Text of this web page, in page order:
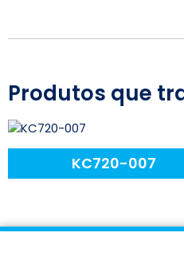
Produtos que
KC720-007